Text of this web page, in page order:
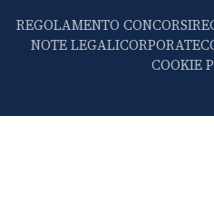
REGOLAMENTO CONCORSI
NOTE LEGALICORPORATE
COOKIE